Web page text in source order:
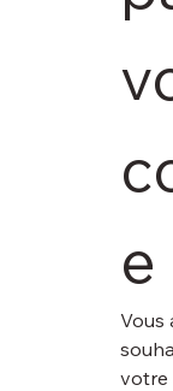
e
Vous
votre